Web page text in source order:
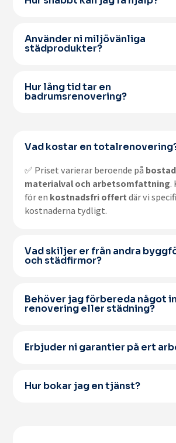
Använder ni miljövänliga
städprodukter?
Hur lång tid tar en
badrumsrenovering?
Vad kostar en
✅ Priset varierar beroende på
materialval och arbetsomfattning.
för en kostnadsfri offertdär vi
kostnaderna tydligt.
Vad skiljer er från andra
och städfirmor?
Behöver jag förbereda något
renovering eller städning?
Erbjuder ni garantier på ert
Hur bokar jag en tjänst?